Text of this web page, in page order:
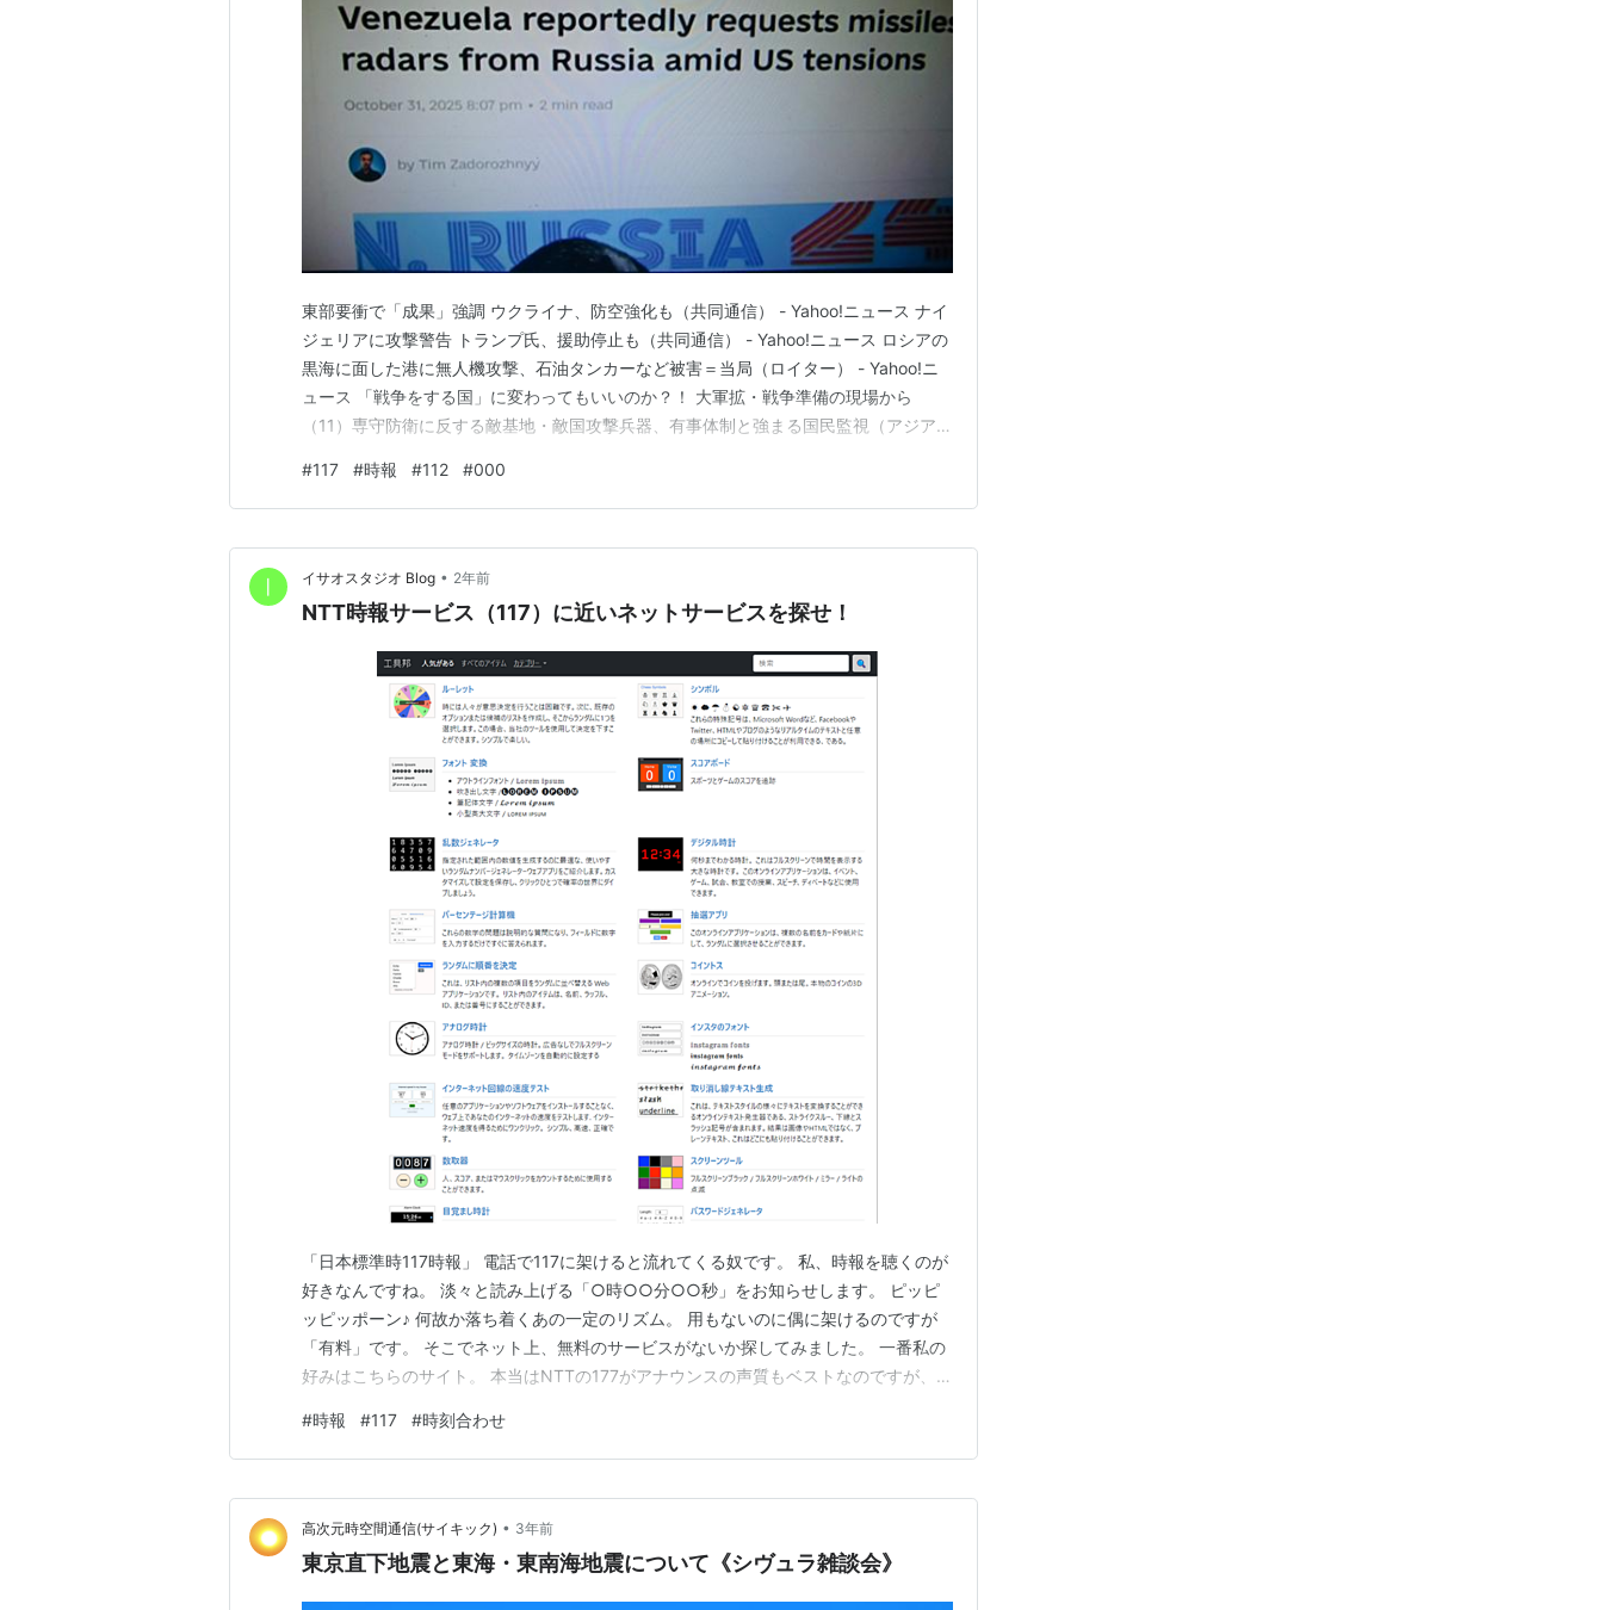
東部要衝で「成果」強調 ウクライナ、防空強化も（共同通信） - Yahoo!ニュース ナイ
ジェリアに攻撃警告 トランプ氏、援助停止も（共同通信） - Yahoo!ニュース ロシアの
黒海に面した港に無人機攻撃、石油タンカーなど被害＝当局（ロイター） - Yahoo!ニ
ュース 「戦争をする国」に変わってもいいのか？！ 大軍拡・戦争準備の現場から
（11）専守防衛に反する敵基地・敵国攻撃兵器、有事体制と強まる国民監視（アジアプ
https://x.com/elonmusk/status/1985048731818094950 おそらく私たちの目的は、
知覚力…
#117 #時報 #112 #000
イサオスタジオ Blog • 2年前
NTT時報サービス（117）に近いネットサービスを探せ！
「日本標準時117時報」 電話で117に架けると流れてくる奴です。 私、時報を聴くのが
好きなんですね。 淡々と読み上げる「○時○○分○○秒」をお知らせします。 ピッピ
ッピッポーン♪ 何故か落ち着くあの一定のリズム。 用もないのに偶に架けるのですが
「有料」です。 そこでネット上、無料のサービスがないか探してみました。 一番私の
好みはこちらのサイト。 本当はNTTの177がアナウンスの声質もベストなのですが、つ
がないか探していたところ、こちらのサービス jp.piliapp.com を見つけました。 ネッ
ト上のNTP（時…
#時報 #117 #時刻合わせ
高次元時空間通信(サイキック) • 3年前
東京直下地震と東海・東南海地震について《シヴュラ雑談会》